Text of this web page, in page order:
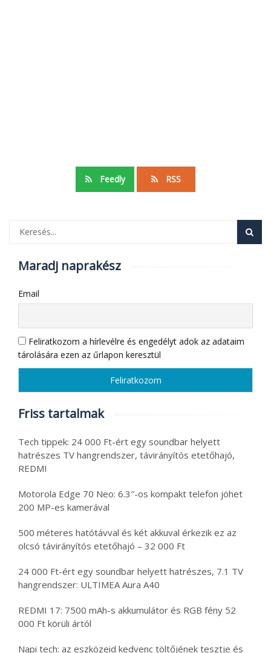
Feedly RSS
Maradj naprakész
Email
Feliratkozom a hírlevélre és engedélyt adok az adataim
tárolására ezen az űrlapon keresztül
Friss tartalmak
Tech tippek: 24 000 Ft-ért egy soundbar helyett
hatrészes TV hangrendszer, távirányítós etetőhajó,
REDMI
Motorola Edge 70 Neo: 6.3″-os kompakt telefon jöhet
200 MP-es kamerával
500 méteres hatótávval és két akkuval érkezik ez az
olcsó távirányítós etetőhajó – 32 000 Ft
24 000 Ft-ért egy soundbar helyett hatrészes, 7.1 TV
hangrendszer: ULTIMEA Aura A40
REDMI 17: 7500 mAh-s akkumulátor és RGB fény 52
000 Ft körüli ártól
Napi tech: az eszközeid kedvenc töltőjének tesztje és